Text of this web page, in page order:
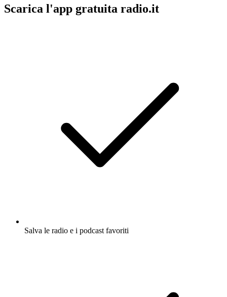
Scarica l'app gratuita radio.it
Salva le radio e i podcast favoriti